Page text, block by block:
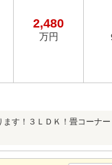
2,480
万円
す！３ＬＤＫ！畳コーナ